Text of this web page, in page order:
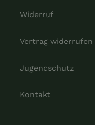
Widerruf
Vertrag widerrufen
Jugendschutz
Kontakt